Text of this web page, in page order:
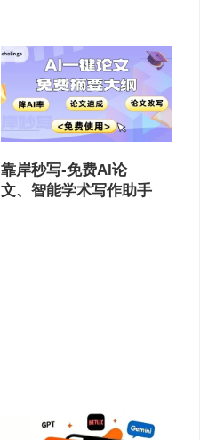
靠岸秒写-免费AI论
文、智能学术写作助手